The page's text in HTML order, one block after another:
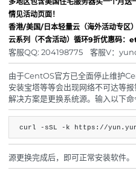
核心：16-32核
内存：32-64GB
硬盘：280G NVME
带宽：200Mbps
防御：200G 秒解
域名免备案 美国原生IP
搭载高性能AMD EPYC 处理
¥396.00 起/ 月
立即
情见活动页面！
香港/美国/日本轻量云（海外活动专区
云系列（不含活动）循环9折优惠码
客服QQ: 204198775 客服V：
由于CentOS官方已全面停止维护
安装宝塔等等会出现网络不可达等报
解决方案是更换系统源。输入以下命
curl -sSL -k https://
源更换完成后，即可正常安装软件。